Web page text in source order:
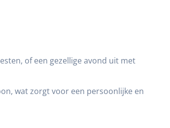
of een gezellige avond uit met
wat zorgt voor een persoonlijke en